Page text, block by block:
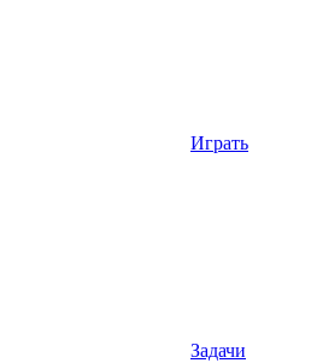
Играть
Задачи